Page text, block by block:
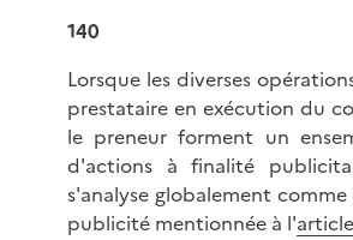
140
Lorsque les diverses
prestataire en exécution du
le preneur forment un
d'actions à finalité
s'analyse globalement
publicité mentionnée à l'